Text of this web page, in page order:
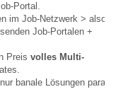
Portal.
im Job-Netzwerk > also
Job-Portalen +
Preis volles Multi-
banale Lösungen parat